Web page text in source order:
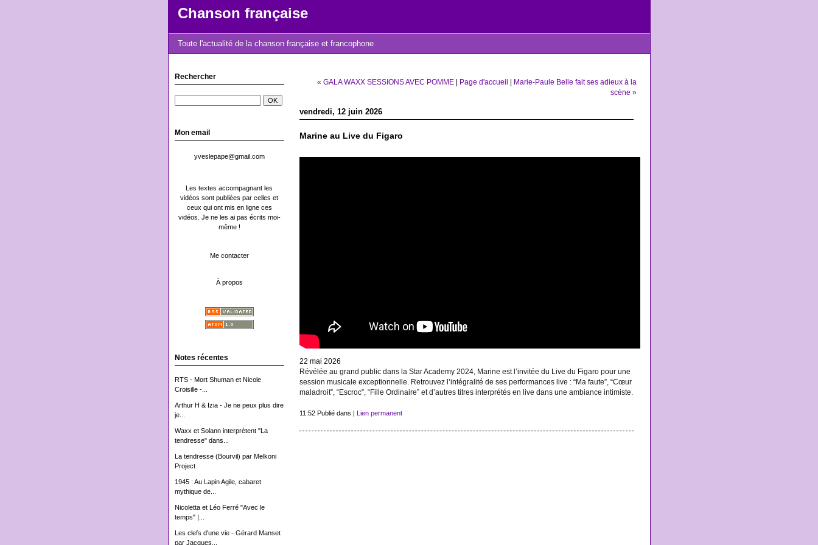
Chanson française
Toute l'actualité de la chanson française et francophone
Rechercher
Mon email
yveslepape@gmail.com
Les textes accompagnant les
vidéos sont publiées par celles et
ceux qui ont mis en ligne ces
vidéos. Je ne les ai pas écrits moi-
même !
Me contacter
À propos
Notes récentes
RTS - Mort Shuman et Nicole
Croisille -...
Arthur H & Izia - Je ne peux plus dire
je...
Waxx et Solann interprètent "La
tendresse" dans...
La tendresse (Bourvil) par Melkoni
Project
1945 : Au Lapin Agile, cabaret
mythique de...
Nicoletta et Léo Ferré "Avec le
temps" |...
Les clefs d'une vie - Gérard Manset
par Jacques...
« GALA WAXX SESSIONS AVEC POMME | Page d'accueil | Marie-Paule Belle fait ses adieux à la
scène »
vendredi, 12 juin 2026
Marine au Live du Figaro
22 mai 2026
Révélée au grand public dans la Star Academy 2024, Marine est l’invitée du Live du Figaro pour une
session musicale exceptionnelle. Retrouvez l’intégralité de ses performances live : “Ma faute”, “Cœur
maladroit”, “Escroc”, “Fille Ordinaire” et d’autres titres interprétés en live dans une ambiance intimiste.
11:52 Publié dans | Lien permanent